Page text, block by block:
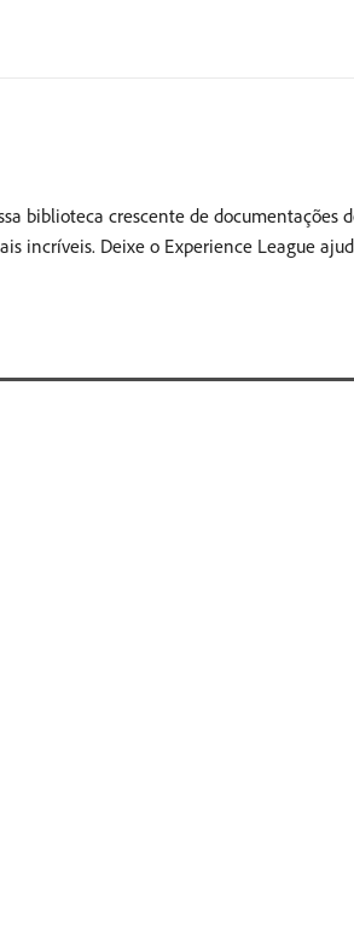
biblioteca crescente de documentações
incríveis. Deixe o Experience League